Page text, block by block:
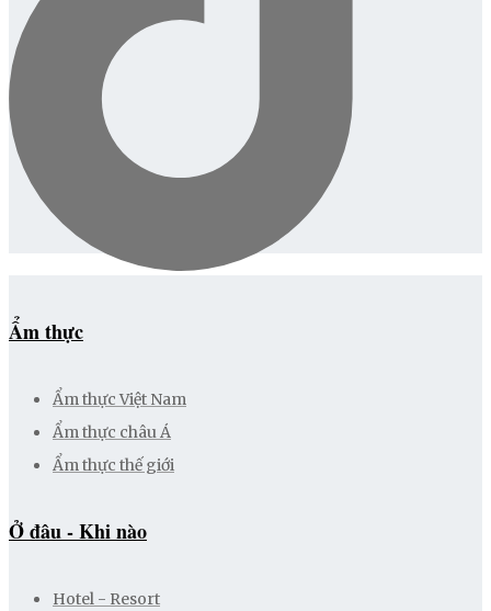
Ẩm thực
Ẩm thực Việt Nam
Ẩm thực châu Á
Ẩm thực thế giới
Ở đâu - Khi nào
Hotel - Resort